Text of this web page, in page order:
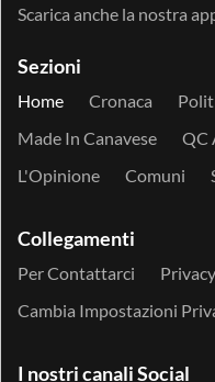
Scarica anche la nostra
Sezioni
Home Cronaca
Made In Canavese
QC
L'Opinione
Comuni
Collegamenti
Per Contattarci Privacy
Cambia Impostazioni
I nostri canali Social